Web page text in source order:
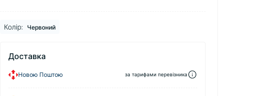
Колір: Червоний
Доставка
Новою Поштою за тарифами перевізника